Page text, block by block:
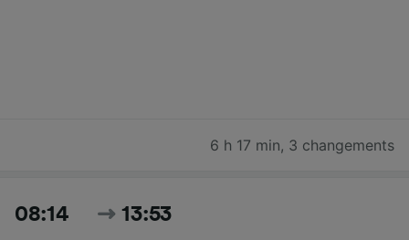
6 h 17 min, 3 changements
08:14 13:53